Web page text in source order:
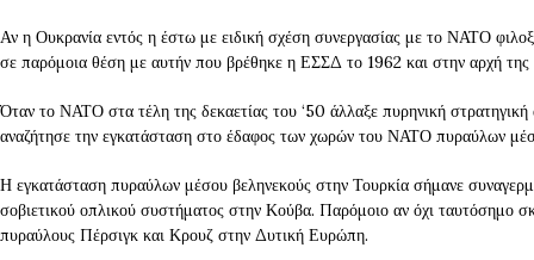
Αν η Ουκρανία εντός η έστω με ειδική σχέση συνεργασίας με το ΝΑΤΟ
σε παρόμοια θέση με αυτήν που βρέθηκε η ΕΣΣΔ το 1962 και στην αρχή της
Όταν το ΝΑΤΟ στα τέλη της δεκαετίας του ‘50 άλλαξε πυρηνική
αναζήτησε την εγκατάσταση στο έδαφος των χωρών του ΝΑΤΟ πυραύλων
Η εγκατάσταση πυραύλων μέσου βεληνεκούς στην Τουρκία σήμανε
σοβιετικού οπλικού συστήματος στην Κούβα. Παρόμοιο αν όχι ταυτόσημο
πυραύλους Πέρσιγκ και Κρουζ στην Δυτική Ευρώπη.